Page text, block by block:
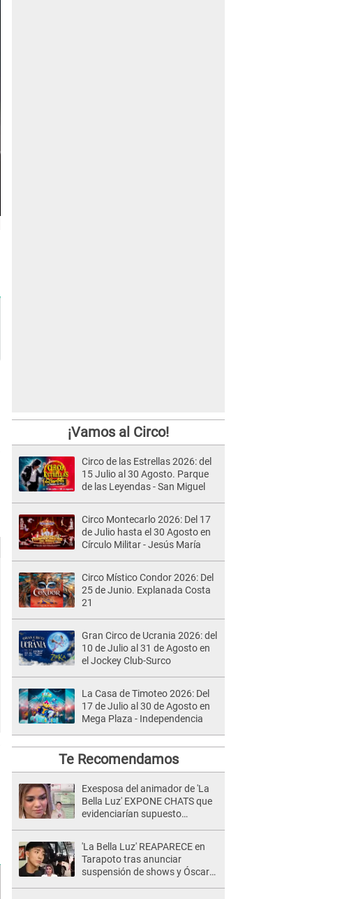
¡Vamos al Circo!
Circo de las Estrellas 2026: del
15 Julio al 30 Agosto. Parque
de las Leyendas - San Miguel
Circo Montecarlo 2026: Del 17
de Julio hasta el 30 Agosto en
Círculo Militar - Jesús María
Circo Místico Condor 2026: Del
25 de Junio. Explanada Costa
21
Gran Circo de Ucrania 2026: del
10 de Julio al 31 de Agosto en
el Jockey Club-Surco
La Casa de Timoteo 2026: Del
17 de Julio al 30 de Agosto en
Mega Plaza - Independencia
Te Recomendamos
Exesposa del animador de 'La
Bella Luz' EXPONE CHATS que
evidenciarían supuesto
'La Bella Luz' REAPARECE en
Tarapoto tras anunciar
suspensión de shows y Óscar